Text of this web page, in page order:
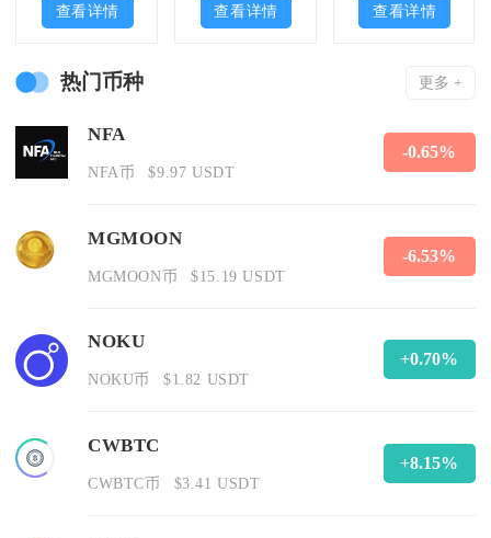
查看详情
查看详情
查看详情
热门币种 更多 +
NFA
NFA币 $9.97 USDT
-0.65%
MGMOON
MGMOON币 $15.19 USDT
-6.53%
NOKU
NOKU币 $1.82 USDT
+0.70%
CWBTC
CWBTC币 $3.41 USDT
+8.15%